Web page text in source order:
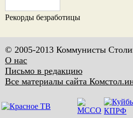
Рекорды безработицы
© 2005-2013 Коммунисты
О нас
Письмо в редакцию
Все материалы сайта